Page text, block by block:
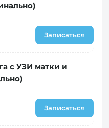
Записаться
с УЗИ матки и
Записаться